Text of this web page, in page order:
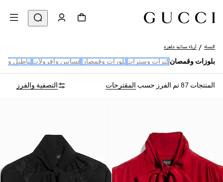
النساء أزياء نسائية جاهزة
بلوزات وقمصان كنزات وسترات بلوزات وقمصان فساتين وأفرولات بناطيل
المنتجات 87 تم الفرز حسب المقترحات التصفية والفرز